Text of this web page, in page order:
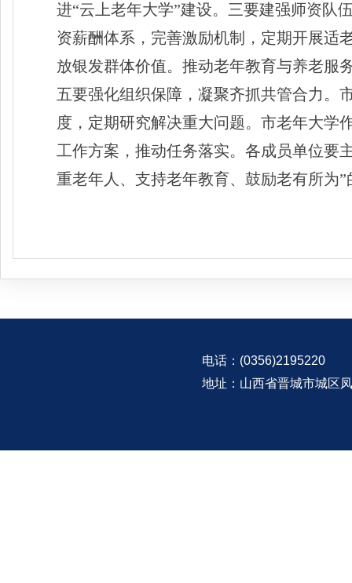
进“云上老年大学”建设。三要建强师资队
资薪酬体系，完善激励机制，定期开展适
放银发群体价值。推动老年教育与养老服
五要强化组织保障，凝聚齐抓共管合力。
度，定期研究解决重大问题。市老年大学
工作方案，推动任务落实。各成员单位要
重老年人、支持老年教育、鼓励老有所为
电话：(0356)2195220
地址：山西省晋城市城区